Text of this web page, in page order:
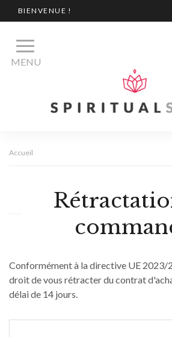
BIENVENUE !
MENU
Accueil
Conformément à la directive UE 2023/
droit de vous rétracter du contrat
délai de 14 jours.